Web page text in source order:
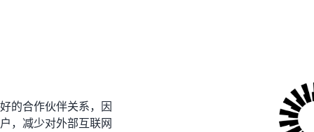
的合作伙伴关系，因
，减少对外部互联网